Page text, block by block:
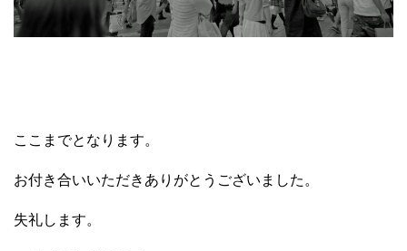
ここまでとなります。
お付き合いいただきありがとうございました。
失礼します。